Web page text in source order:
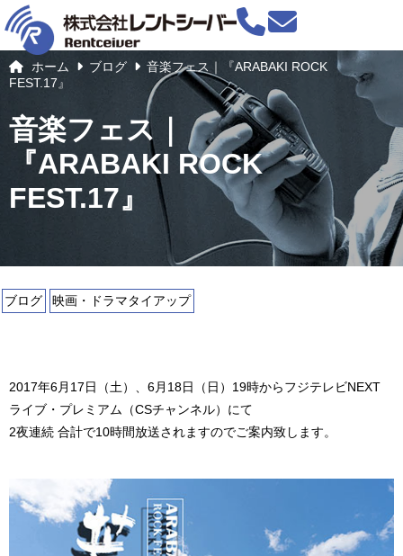
ホーム ブログ
音楽フェス｜『ARABAKI ROCK
FEST.17』
音楽フェス｜
『ARABAKI ROCK
FEST.17』
ブログ 映画・ドラマタイアップ
2017年6月17日（土）、6月18日（日）19時からフジテレビNEXT
ライブ・プレミアム（CSチャンネル）にて
2夜連続 合計で10時間放送されますのでご案内致します。